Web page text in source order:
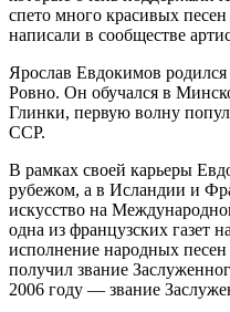
спето много красивых
написали в сообществе
Ярослав Евдокимов родился
Ровно. Он обучался в
Глинки, первую волну
ССР.
В рамках своей карьеры
рубежом, а в Исландии и
искусство на
одна из французских газет
исполнение народных
получил звание
2006 году — звание